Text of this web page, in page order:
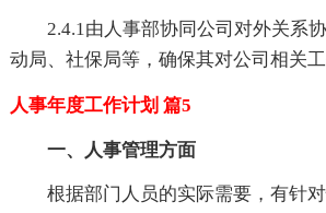
2.4.1由人事部协同公司对外关系
动局、社保局等，确保其对公司相关工
人事年度工作计划 篇5
一、人事管理方面
根据部门人员的实际需要，有针